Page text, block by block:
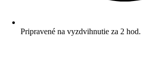
Pripravené na vyzdvihnutie za 2 hod.